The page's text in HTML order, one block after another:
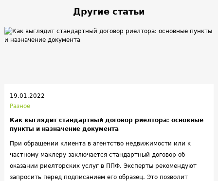
Другие статьи
19.01.2022
Разное
Как выглядит стандартный договор риелтора: основные
пункты и назначение документа
При обращении клиента в агентство недвижимости или к
частному маклеру заключается стандартный договор об
оказании риелторских услуг в ППФ. Эксперты рекомендуют
запросить перед подписанием его образец. Это позволит